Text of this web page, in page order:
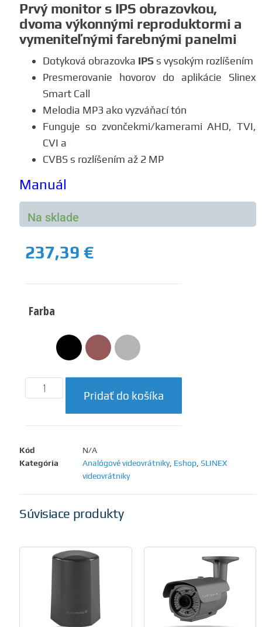
Prvý monitor s IPS obrazovkou,
dvoma výkonnými reproduktormi a
vymeniteľnými farebnými panelmi
Dotyková obrazovka IPS s vysokým rozlíšením
Presmerovanie hovorov do aplikácie Slinex
Smart Call
Melodia MP3 ako vyzváňací tón
Funguje so zvončekmi/kamerami AHD, TVI,
CVI a
CVBS s rozlíšením až 2 MP
Manuál
Na sklade
237,39 €
Farba
Pridať do košíka
Kód
N/A
Kategória
Analógové videovrátniky, Eshop, SLINEX
videovrátniky
Súvisiace produkty